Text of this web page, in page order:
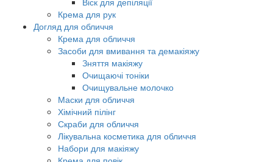
Крема для рук
Догляд для обличчя
Крема для обличчя
Засоби для вмивання та демакіяжу
Зняття макіяжу
Очищаючі тоніки
Очищувальне молочко
Маски для обличчя
Хімічний пілінг
Скраби для обличчя
Лікувальна косметика для обличчя
Набори для макіяжу